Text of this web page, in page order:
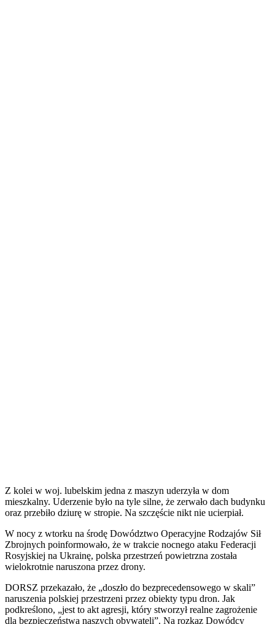
Z kolei w woj. lubelskim jedna z maszyn uderzyła w dom
mieszkalny. Uderzenie było na tyle silne, że zerwało dach budynku
oraz przebiło dziurę w stropie. Na szczęście nikt nie ucierpiał.
W nocy z wtorku na środę Dowództwo Operacyjne Rodzajów Sił
Zbrojnych poinformowało, że w trakcie nocnego ataku Federacji
Rosyjskiej na Ukrainę, polska przestrzeń powietrzna została
wielokrotnie naruszona przez drony.
DORSZ przekazało, że „doszło do bezprecedensowego w skali”
naruszenia polskiej przestrzeni przez obiekty typu dron. Jak
podkreślono, „jest to akt agresji, który stworzył realne zagrożenie
dla bezpieczeństwa naszych obywateli”. Na rozkaz Dowódcy